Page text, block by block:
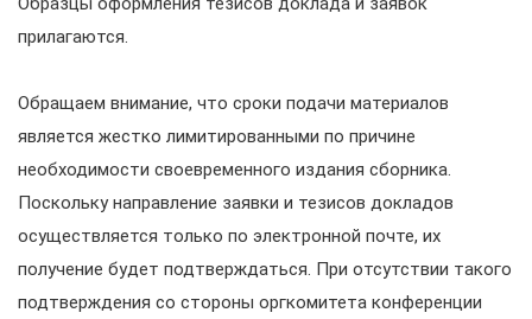
прилагаются.
Обращаем внимание, что сроки подачи материалов
является жестко лимитированными по причине
необходимости своевременного издания сборника.
Поскольку направление заявки и тезисов докладов
осуществляется только по электронной почте, их
получение будет подтверждаться. При отсутствии такого
подтверждения со стороны оргкомитета конференции